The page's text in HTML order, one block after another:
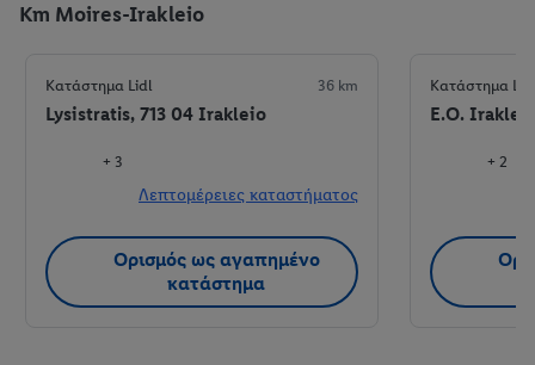
Km Moires-Irakleio
Κατάστημα Lidl 36 km
Lysistratis, 713 04 Irakleio
+ 3
Λεπτομέρειες καταστήματος
Ορισμός ως αγαπημένο
κατάστημα
Κατάστημα
E.O.
+ 2